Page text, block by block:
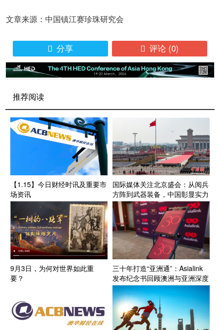
文章来源：中国镇江赛珍珠研究会
 分享  评论 (0)
推荐阅读
【1.15】今日财经时讯及重要市
场资讯
国际媒体关注北京盛会：从阅兵
方阵到武器装备，中国彰显实力
9月3日，为何对世界如此重
要？
三十年打造“亚洲通”：Asialink
发布纪念书回顾澳洲与亚洲深度
互动历程